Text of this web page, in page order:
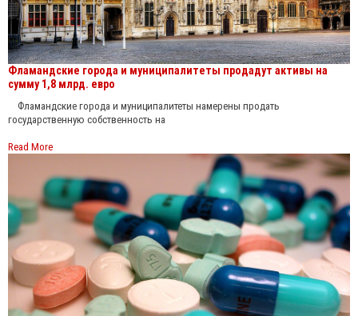
Фламандские города и муниципалитеты продадут активы на
сумму 1,8 млрд. евро
Фламандские города и муниципалитеты намерены продать
государственную собственность на
Read More